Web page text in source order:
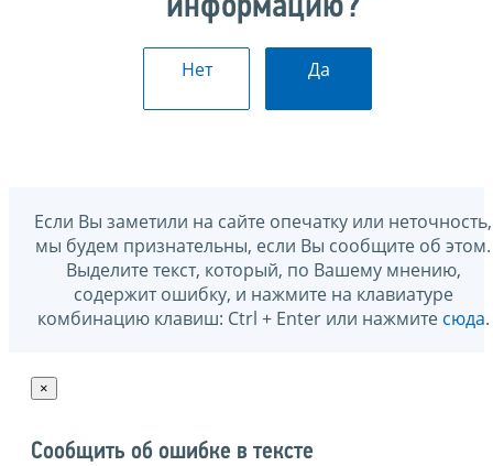
информацию?
Нет Да
Если Вы заметили на сайте опечатку или неточность,
мы будем признательны, если Вы сообщите об этом.
Выделите текст, который, по Вашему мнению,
содержит ошибку, и нажмите на клавиатуре
комбинацию клавиш: Ctrl + Enter или нажмите сюда.
×
Сообщить об ошибке в тексте